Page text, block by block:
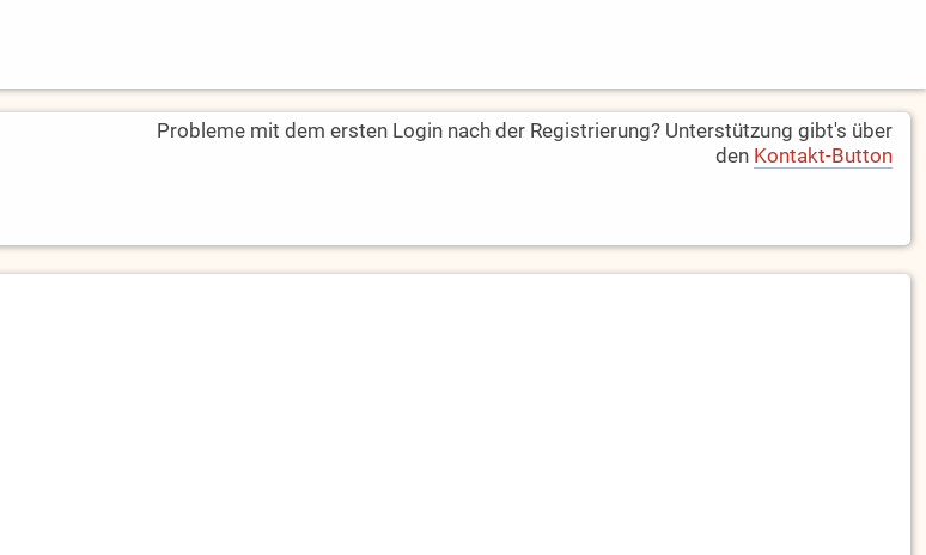
Probleme mit dem ersten Login nach der Registrierung? Unterstützung gibt's über
den Kontakt-Button